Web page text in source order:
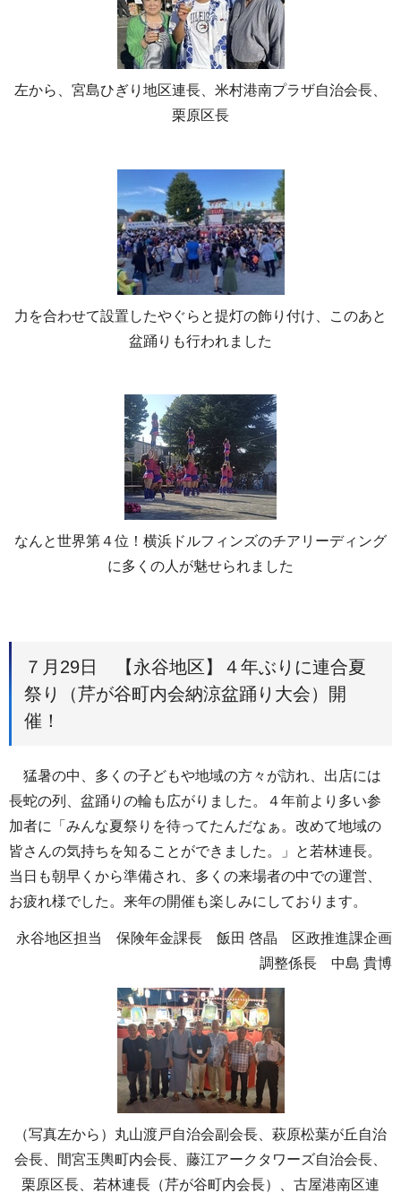
左から、宮島ひぎり地区連長、米村港南プラザ自治会長、
栗原区長
力を合わせて設置したやぐらと提灯の飾り付け、このあと
盆踊りも行われました
なんと世界第４位！横浜ドルフィンズのチアリーディング
に多くの人が魅せられました
７月29日 【永谷地区】４年ぶりに連合夏
祭り（芹が谷町内会納涼盆踊り大会）開
催！
猛暑の中、多くの子どもや地域の方々が訪れ、出店には
長蛇の列、盆踊りの輪も広がりました。４年前より多い参
加者に「みんな夏祭りを待ってたんだなぁ。改めて地域の
皆さんの気持ちを知ることができました。」と若林連長。
当日も朝早くから準備され、多くの来場者の中での運営、
お疲れ様でした。来年の開催も楽しみにしております。
永谷地区担当 保険年金課長 飯田 啓晶 区政推進課企画
調整係長 中島 貴博
（写真左から）丸山渡戸自治会副会長、萩原松葉が丘自治
会長、間宮玉輿町内会長、藤江アークタワーズ自治会長、
栗原区長、若林連長（芹が谷町内会長）、古屋港南区連